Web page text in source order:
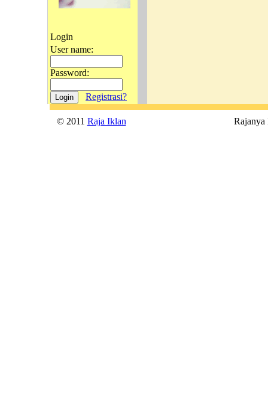
Login
User name:
Password:
Registrasi?
© 2011 Raja Iklan Rajanya